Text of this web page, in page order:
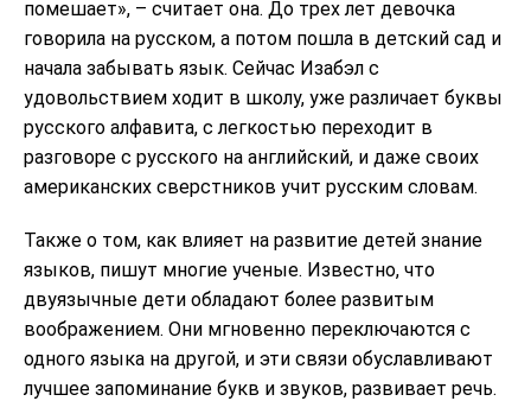
помешает», – считает она. До трех лет девочка
говорила на русском, а потом пошла в детский сад и
начала забывать язык. Сейчас Изабэл с
удовольствием ходит в школу, уже различает буквы
русского алфавита, с легкостью переходит в
разговоре с русского на английский, и даже своих
американских сверстников учит русским словам.
Также о том, как влияет на развитие детей знание
языков, пишут многие ученые. Известно, что
двуязычные дети обладают более развитым
воображением. Они мгновенно переключаются с
одного языка на другой, и эти связи обуславливают
лучшее запоминание букв и звуков, развивает речь.